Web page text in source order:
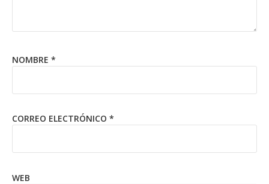
NOMBRE *
CORREO ELECTRÓNICO *
WEB